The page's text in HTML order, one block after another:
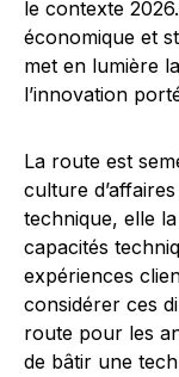
le contexte
économique et
met en lumière
l’innovation
La route est
culture
technique, elle
capacités
expériences
considérer ces
route pour les
de bâtir une